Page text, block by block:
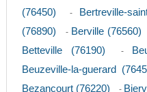
(76450)
- Bertreville-
(76890)
- Berville (76560)
Betteville (76190) -
Beuzeville-la-guerard
Bezancourt (76220) -